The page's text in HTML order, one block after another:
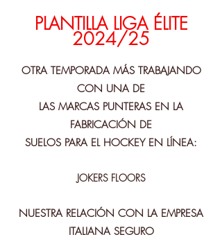
PLANTILLA LIGA ÉLITE
2024/25
OTRA TEMPORADA MÁS TRABAJANDO
CON UNA DE
LAS MARCAS PUNTERAS EN LA
FABRICACIÓN DE
SUELOS PARA EL HOCKEY EN LÍNEA:
JOKERS FLOORS
NUESTRA RELACIÓN CON LA EMPRESA
ITALIANA SEGURO